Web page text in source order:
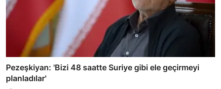
Pezeşkiyan: 'Bizi 48 saatte Suriye gibi ele geçirmeyi
planladılar'